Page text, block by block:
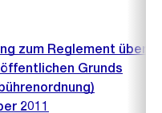
zum Reglement über
Grunds
2011